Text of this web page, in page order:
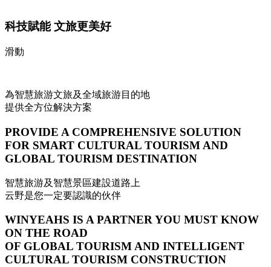
科技賦能 文旅更美好
滑動
為智慧旅游文旅及全域旅游目的地
提供全方位解決方案
PROVIDE A COMPREHENSIVE SOLUTION
FOR SMART CULTURAL TOURISM AND
GLOBAL TOURISM DESTINATION
智慧旅游及智慧景區建設道路上
云野是您一定要認識的伙伴
WINYEAHS IS A PARTNER YOU MUST KNOW
ON THE ROAD
OF GLOBAL TOURISM AND INTELLIGENT
CULTURAL TOURISM CONSTRUCTION